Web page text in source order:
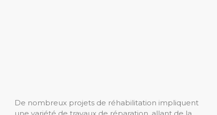
De nombreux projets de réhabilitation impliquent
une variété de travaux de réparation, allant de la